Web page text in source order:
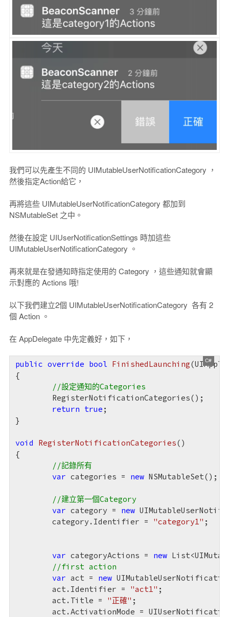
我們可以先產生不同的 UIMutableUserNotificationCategory ，
然後指定Action給它，
再將這些 UIMutableUserNotificationCategory 都加到
NSMutableSet 之中。
然後在設定 UIUserNotificationSettings 時加這些
UIMutableUserNotificationCategory 。
再來就是在發通知時指定使用的 Category ，這些通知就會顯
示對應的 Actions 哦!
以下我們建立2個 UIMutableUserNotificationCategory 各有 2
個 Action 。
在 AppDelegate 中先定義好，如下，
public override bool FinishedLaunching(
{
//設定通知的Categories
return true ;
}
void RegisterNotificationCategories(
{
//記錄所有
var categories = new NSMutableSet();
//建立第一個Category
var category = new
	category.Identifier =
"category1" ;
var categoryActions = new
//first action
var act = new
	act.Identifier =
"act1" ;
	act.Title =
"正確" ;